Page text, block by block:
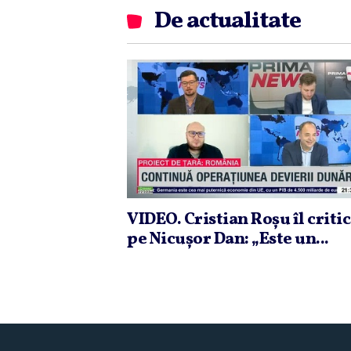
De actualitate
VIDEO. Cristian Roşu îl
pe Nicuşor Dan: „Este un...